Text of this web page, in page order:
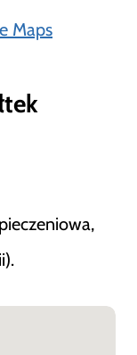
Maps